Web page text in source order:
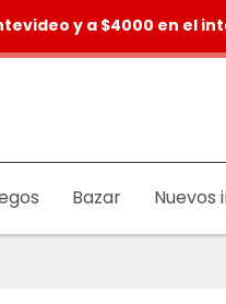
y a $4000 en el
Bazar Nuevos